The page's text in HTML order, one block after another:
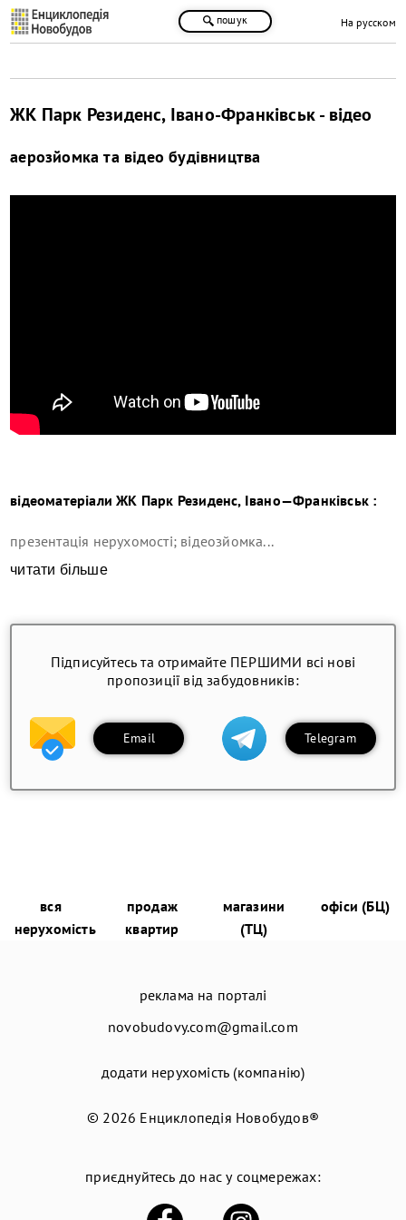
пошук На русском
ЖК Парк Резиденс, Івано-Франківськ - відео
аерозйомка та відео будівництва
відеоматеріали ЖК Парк Резиденс, Івано—Франківськ :
презентація нерухомості; відеозйомка...
читати більше
Підписуйтесь та отримайте ПЕРШИМИ всі нові
пропозиції від забудовників:
Email Telegram
вся
нерухомість
продаж
квартир
магазини
(ТЦ)
офіси (БЦ)
реклама на порталі
novobudovy.com@gmail.com
додати нерухомість (компанію)
© 2026 Енциклопедія Новобудов®
приєднуйтесь до нас у соцмережах: